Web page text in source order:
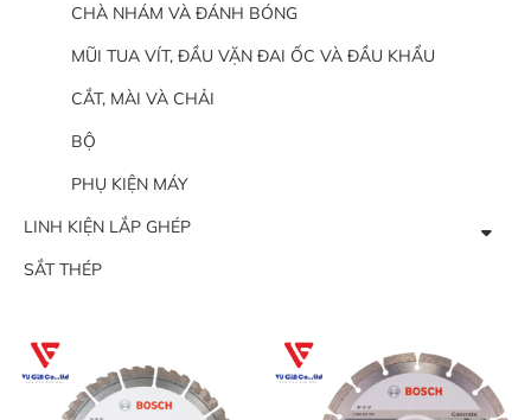
CHÀ NHÁM VÀ ĐÁNH BÓNG
MŨI TUA VÍT, ĐẦU VẶN ĐAI ỐC VÀ ĐẦU KHẨU
CẮT, MÀI VÀ CHẢI
BỘ
PHỤ KIỆN MÁY
LINH KIỆN LẮP GHÉP
SẮT THÉP